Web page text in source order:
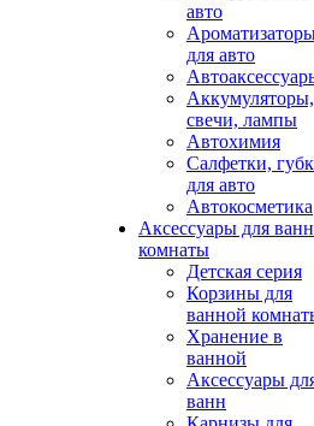
авто
для авто
Аккумуляторы,
свечи, лампы
Автохимия
Салфетки,
для авто
Автокосметика
Аксессуары для
комнаты
Детская серия
Корзины для
ванной
Хранение в
ванной
Аксессуары
ванн